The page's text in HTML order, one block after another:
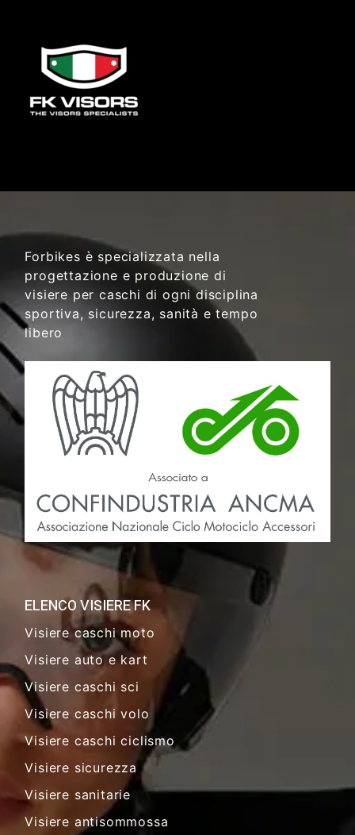
Forbikes è specializzata nella
progettazione e produzione di
visiere per caschi di ogni disciplina
sportiva, sicurezza, sanità e tempo
libero
ELENCO VISIERE FK
Visiere caschi moto
Visiere auto e kart
Visiere caschi sci
Visiere caschi volo
Visiere caschi ciclismo
Visiere sicurezza
Visiere sanitarie
Visiere antisommossa